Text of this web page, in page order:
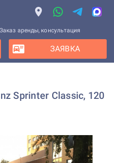
Заказ аренды, консультация
ЗАЯВКА
Sprinter Classic, 120